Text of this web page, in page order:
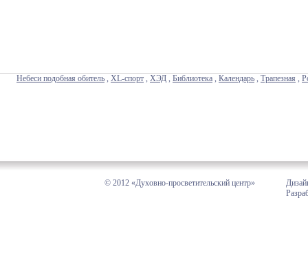
Небеси подобная обитель , XL-спорт , ХЭД , Библиотека , Календарь , Трапезная ,
© 2012 «Духовно-просветительский центр»